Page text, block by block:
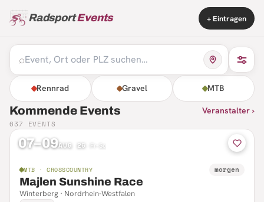
RadsportEvents + Eintragen
⌕
Rennrad Gravel MTB
Kommende Events Veranstalter ›
637 EVENTS
07–09AUG 26 Fr–So
MTB · CROSSCOUNTRY morgen
Majlen Sunshine Race
Winterberg · Nordrhein-Westfalen